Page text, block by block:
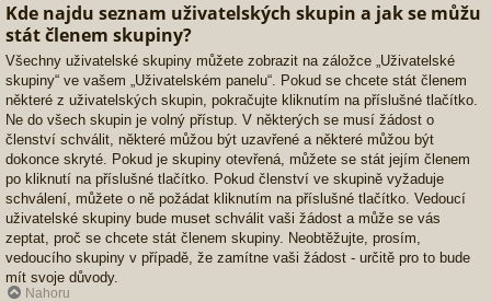
Kde najdu seznam uživatelských skupin a jak se můžu
stát členem skupiny?
Všechny uživatelské skupiny můžete zobrazit na záložce „Uživatelské
skupiny“ ve vašem „Uživatelském panelu“. Pokud se chcete stát členem
některé z uživatelských skupin, pokračujte kliknutím na příslušné tlačítko.
Ne do všech skupin je volný přístup. V některých se musí žádost o
členství schválit, některé můžou být uzavřené a některé můžou být
dokonce skryté. Pokud je skupiny otevřená, můžete se stát jejím členem
po kliknutí na příslušné tlačítko. Pokud členství ve skupině vyžaduje
schválení, můžete o ně požádat kliknutím na příslušné tlačítko. Vedoucí
uživatelské skupiny bude muset schválit vaši žádost a může se vás
zeptat, proč se chcete stát členem skupiny. Neobtěžujte, prosím,
vedoucího skupiny v případě, že zamítne vaši žádost - určitě pro to bude
mít svoje důvody.
Nahoru